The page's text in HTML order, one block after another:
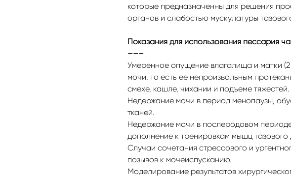
которые предназначенны для решения
органов и слабостью мускулатуры
Показания для использования пессария
–––
Умеренное опущение влагалища и матки
мочи, то есть ее непроизвольным
смехе, кашле, чихании и подъеме тяжестей.
Недержание мочи в период менопаузы,
тканей.
Недержание мочи в послеродовом
дополнение к тренировкам мышц тазового
Случаи сочетания стрессового и
позывов к мочеиспусканию.
Моделирование результатов